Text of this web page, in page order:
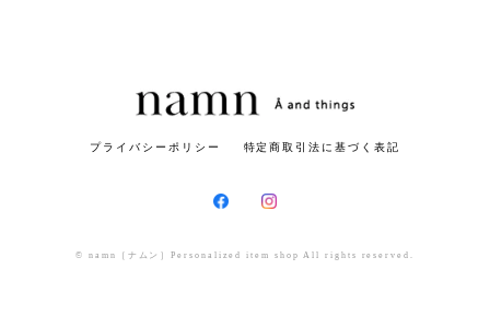
2023/12/22
主人の誕生日（12月24日）に間に合わないと駄目も
せりで本当に助かりました！娘2人の分も一緒に注
い対応ありがとうございました(^o^)
プライバシーポリシー 特定商取引法に基づく表記
© namn［ナムン］Personalized item shop All rights reserved.